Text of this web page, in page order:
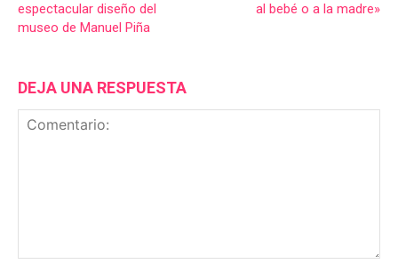
espectacular diseño del
museo de Manuel Piña
al bebé o a la madre»
DEJA UNA RESPUESTA